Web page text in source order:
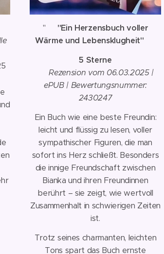
"
"Ein Herzensbuch voller
Wärme und Lebensklugheit"
✨5 Sterne
📖Rezension vom 06.03.2025 |
ePUB | Bewertungsnummer:
2430247
Ein Buch wie eine beste Freundin:
leicht und flüssig zu lesen, voller
sympathischer Figuren, die man
sofort ins Herz schließt. Besonders
die innige Freundschaft zwischen
Bianka und ihren Freundinnen
berührt – sie zeigt, wie wertvoll
Zusammenhalt in schwierigen Zeiten
ist.
Trotz seines charmanten, leichten
Tons spart das Buch ernste